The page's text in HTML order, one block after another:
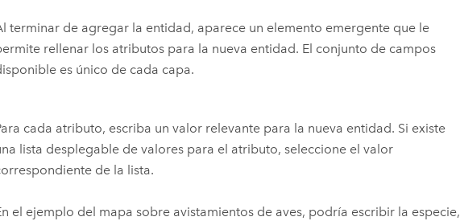
terminar de agregar la entidad, aparece un elemento emergente que le
rellenar los atributos para la nueva entidad. El conjunto de campos
es único de cada capa.
cada atributo, escriba un valor relevante para la nueva entidad. Si existe
lista desplegable de valores para el atributo, seleccione el valor
de la lista.
el ejemplo del mapa sobre avistamientos de aves, podría escribir la especie,